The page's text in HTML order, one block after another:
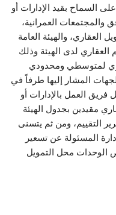
السماح بقيد الإدارات أو
والمجتمعات العمرانية،
العقاري، والهيئة العامة
العقاري لدى الهيئة وذلك
لمتوسطي ومحدودي
المشار إليها طرفاً في
فريق العمل بالإدارات أو
مقيدين بجدول الهيئة
التقييم، ومن ثم يتسنى
المسئولة عن تسعير
الوحدات محل التمويل